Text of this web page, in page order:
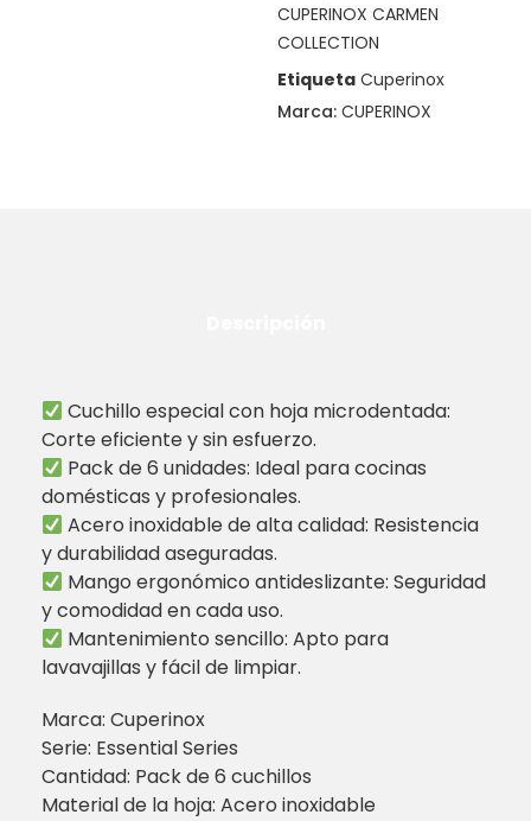
CUPERINOX CARMEN
COLLECTION
Etiqueta Cuperinox
Marca: CUPERINOX
Cuchillo especial con hoja microdentada:
Corte eficiente y sin esfuerzo.
Pack de 6 unidades: Ideal para cocinas
domésticas y profesionales.
Acero inoxidable de alta calidad: Resistencia
y durabilidad aseguradas.
Mango ergonómico antideslizante: Seguridad
y comodidad en cada uso.
Mantenimiento sencillo: Apto para
lavavajillas y fácil de limpiar.
Marca: Cuperinox
Serie: Essential Series
Cantidad: Pack de 6 cuchillos
Material de la hoja: Acero inoxidable